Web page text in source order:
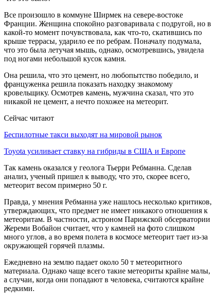
Все произошло в коммуне Ширмек на севере-востоке
Франции. Женщина спокойно разговаривала с подругой, но в
какой-то момент почувствовала, как что-то, скатившись по
крыше террасы, ударило ее по ребрам. Поначалу подумала,
что это была летучая мышь, однако, осмотревшись, увидела
под ногами небольшой кусок камня.
Она решила, что это цемент, но любопытство победило, и
француженка решила показать находку знакомому
кровельщику. Осмотрев камень, мужчина сказал, что это
никакой не цемент, а нечто похожее на метеорит.
Сейчас читают
Беспилотные такси выходят на мировой рынок
Toyota усиливает ставку на гибриды в США и Европе
Так камень оказался у геолога Тьерри Ребманна. Сделав
анализ, ученый пришел к выводу, что это, скорее всего,
метеорит весом примерно 50 г.
Правда, у мнения Ребманна уже нашлось несколько критиков,
утверждающих, что предмет не имеет никакого отношения к
метеоритам. В частности, астроном Парижской обсерватории
Жереми Вобайон считает, что у камней на фото слишком
много углов, а во время полета в космосе метеорит тает из-за
окружающей горячей плазмы.
Ежедневно на землю падает около 50 т метеоритного
материала. Однако чаще всего такие метеориты крайне малы,
а случаи, когда они попадают в человека, считаются крайне
редкими.